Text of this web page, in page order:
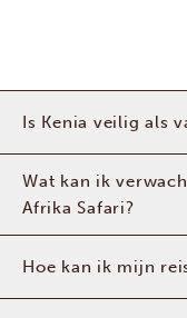
Is Kenia veilig als
Wat kan ik
Afrika Safari?
Hoe kan ik mijn